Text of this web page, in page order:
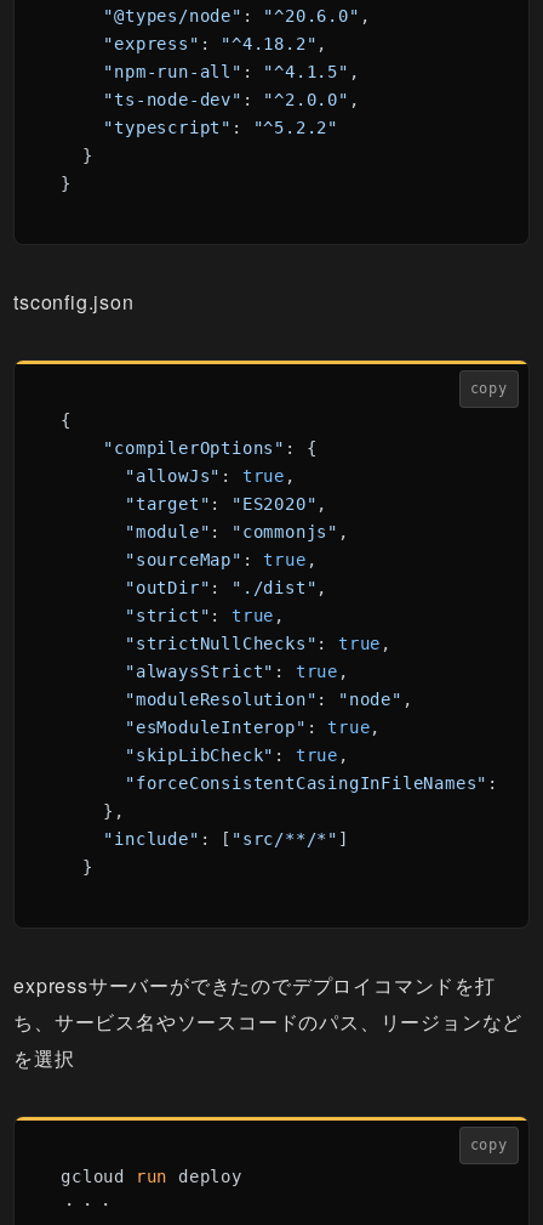
"@types/node" : "^20.6.0" ,
"express" : "^4.18.2" ,
"npm-run-all" : "^4.1.5" ,
"ts-node-dev" : "^2.0.0" ,
"typescript" :
"^5.2.2"
  }
tsconfig.json
copy
{
"compilerOptions" : {
"allowJs" : true ,
"target" : "ES2020" ,
"module" : "commonjs" ,
"sourceMap" : true ,
"outDir" : "./dist" ,
"strict" : true ,
"strictNullChecks" : true ,
"alwaysStrict" : true ,
"moduleResolution" : "node" ,
"esModuleInterop" : true,
"skipLibCheck" : true ,
"forceConsistentCasingInFileNames" :
    }
,
"include" : [ "src/**/*" ]
  }
expressサーバーができたのでデプロイコマンドを打
ち、サービス名やソースコードのパス、リージョンなど
を選択
copy
gcloud run deploy